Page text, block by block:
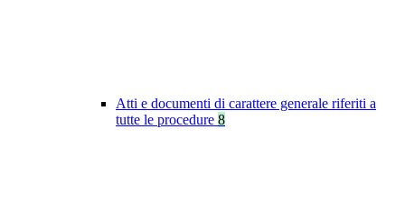
Atti e documenti di carattere generale riferiti a
tutte le procedure 8